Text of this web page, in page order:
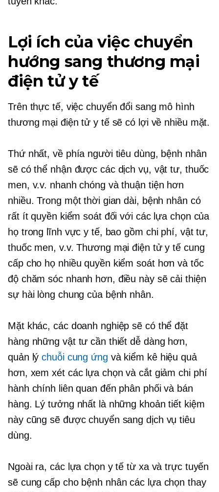
Lợi ích của việc chuyển
hướng sang thương mại
điện tử y tế
Trên thực tế, việc chuyển đổi sang mô hình
thương mại điện tử y tế sẽ có lợi về nhiều mặt.
Thứ nhất, về phía người tiêu dùng, bệnh nhân
sẽ có thể nhận được các dịch vụ, vật tư, thuốc
men, v.v. nhanh chóng và thuận tiện hơn
nhiều. Trong một thời gian dài, bệnh nhân có
rất ít quyền kiểm soát đối với các lựa chọn của
họ trong lĩnh vực y tế, bao gồm chi phí, vật tư,
thuốc men, v.v. Thương mại điện tử y tế cung
cấp cho họ nhiều quyền kiểm soát hơn và tốc
độ chăm sóc nhanh hơn, điều này sẽ cải thiện
sự hài lòng chung của bệnh nhân.
Mặt khác, các doanh nghiệp sẽ có thể đặt
hàng những vật tư cần thiết dễ dàng hơn,
quản lýchuỗi cung ứng và kiểm kê hiệu quả
hơn, xem xét các lựa chọn và cắt giảm chi phí
hành chính liên quan đến phân phối và bán
hàng. Lý tưởng nhất là những khoản tiết kiệm
này cũng sẽ được chuyển sang dịch vụ tiêu
dùng.
Ngoài ra, các lựa chọn y tế từ xa và trực tuyến
sẽ cung cấp cho bệnh nhân các lựa chọn thay